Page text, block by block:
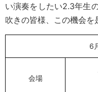
い演奏をしたい2.3年生
吹きの皆様、この機会を
6
会場